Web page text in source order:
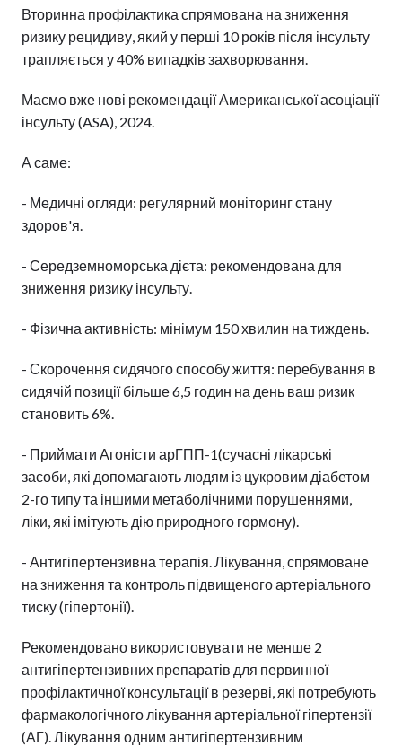
Вторинна профілактика спрямована на зниження
ризику рецидиву, який у перші 10 років після інсульту
трапляється у 40% випадків захворювання.
Маємо вже нові рекомендації Американської асоціації
інсульту (ASA), 2024.
А саме:
- Медичні огляди: регулярний моніторинг стану
здоров'я.
- Середземноморська дієта: рекомендована для
зниження ризику інсульту.
- Фізична активність: мінімум 150 хвилин на тиждень.
- Скорочення сидячого способу життя: перебування в
сидячій позиції більше 6,5 годин на день ваш ризик
становить 6%.
- Приймати Агоністи арГПП-1(сучасні лікарські
засоби, які допомагають людям із цукровим діабетом
2-го типу та іншими метаболічними порушеннями,
ліки, які імітують дію природного гормону).
- Антигіпертензивна терапія. Лікування, спрямоване
на зниження та контроль підвищеного артеріального
тиску (гіпертонії).
Рекомендовано використовувати не менше 2
антигіпертензивних препаратів для первинної
профілактичної консультації в резерві, які потребують
фармакологічного лікування артеріальної гіпертензії
(АГ). Лікування одним антигіпертензивним